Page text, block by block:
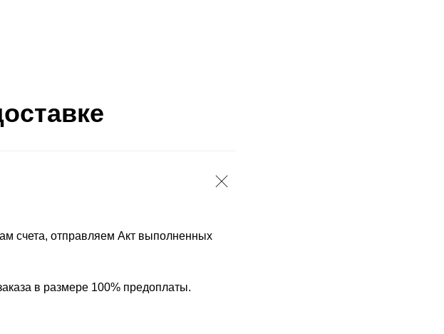
счета, отправляем Акт выполненных
в размере 100% предоплаты.